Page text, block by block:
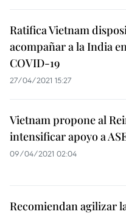
Ratifica Vietnam
acompañar a la India
COVID-19
27/04/2021 15:27
Vietnam propone al
intensificar apoyo a
09/04/2021 02:04
Recomiendan agilizar